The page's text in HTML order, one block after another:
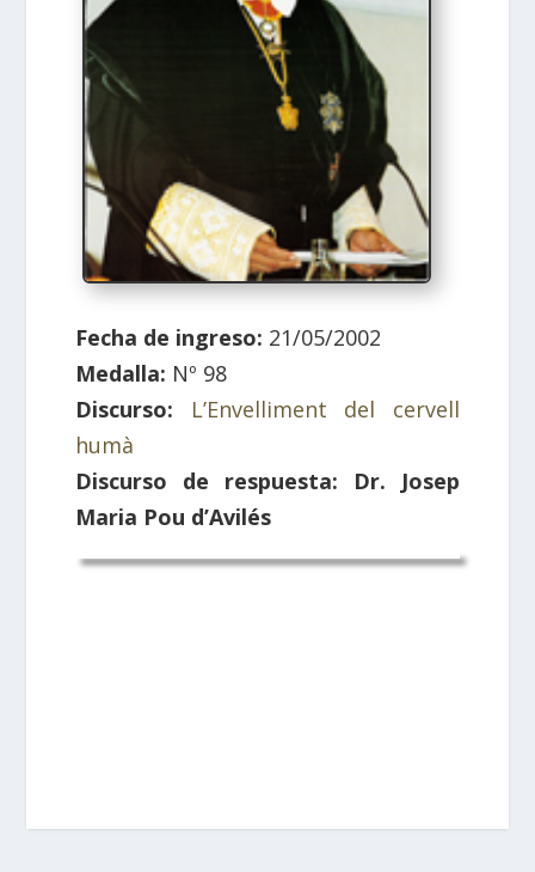
Fecha de ingreso: 21/05/2002
Medalla: Nº 98
Discurso:
L’Envelliment del cervell
humà
Discurso de respuesta: Dr. Josep
Maria Pou d’Avilés